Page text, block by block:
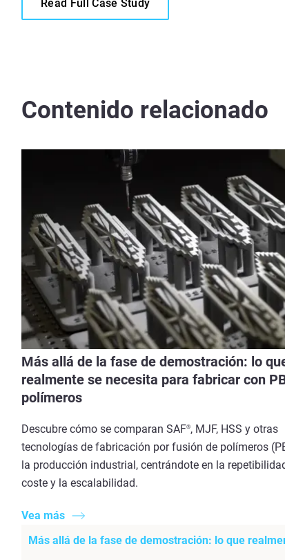
Read Full Case Study
Contenido relacionado
Más allá de la fase de demostración: lo
realmente se necesita para fabricar con
polímeros
Descubre cómo se comparan SAF®, MJF, HSS y otras
tecnologías de fabricación por fusión de polímeros
la producción industrial, centrándote en la
coste y la escalabilidad.
Vea más
Más allá de la fase de demostración: lo que